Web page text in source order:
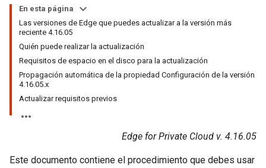
En esta página
Las versiones de Edge que puedes actualizar a la versión más
reciente 4.16.05
Quién puede realizar la actualización
Requisitos de espacio en el disco para la actualización
Propagación automática de la propiedad Configuración de la versión
4.16.05.x
Actualizar requisitos previos
Edge for Private Cloud v. 4.16.05
Este documento contiene el procedimiento que debes usar